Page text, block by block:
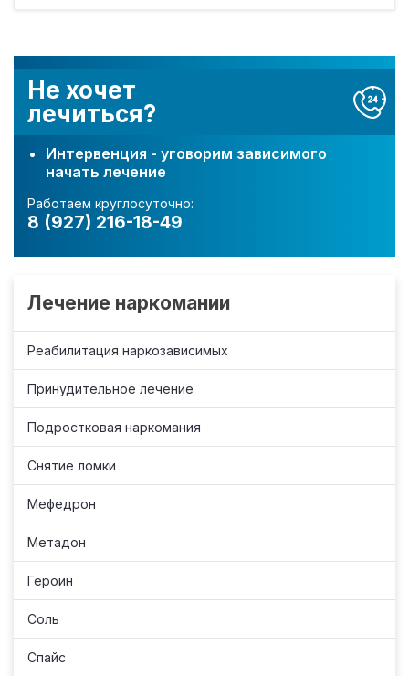
Не хочет
лечиться?
Интервенция - уговорим зависимого
начать лечение
Работаем круглосуточно:
8 (927) 216-18-49
Лечение наркомании
Реабилитация наркозависимых
Принудительное лечение
Подростковая наркомания
Снятие ломки
Мефедрон
Метадон
Героин
Соль
Спайс